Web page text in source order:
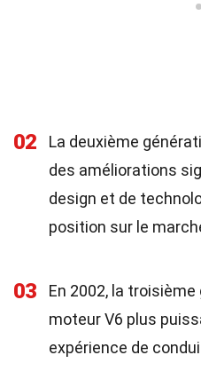
02
La deuxième
des améliorations
design et de
position sur le
03
En 2002, la
moteur V6 plus
expérience de